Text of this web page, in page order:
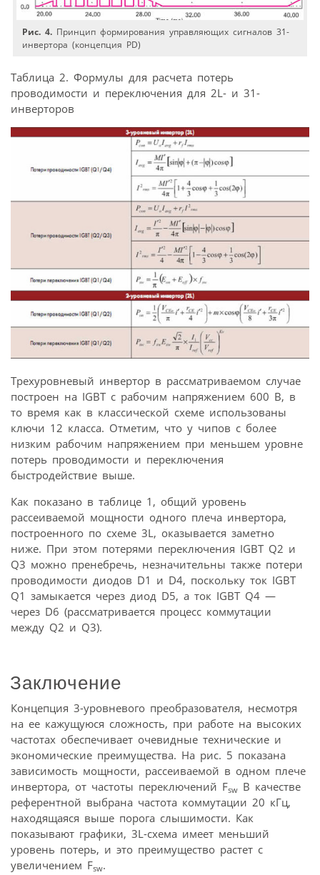
Рис. 4. Принцип формирования управляющих сигналов 31-
инвертора (концепция PD)
Таблица 2. Формулы для расчета потерь
проводимости и переключения для 2L- и 31-
инверторов
Трехуровневый инвертор в рассматриваемом случае
построен на IGBT с рабочим напряжением 600 В, в
то время как в классической схеме использованы
ключи 12 класса. Отметим, что у чипов с более
низким рабочим напряжением при меньшем уровне
потерь проводимости и переключения
быстродействие выше.
Как показано в таблице 1, общий уровень
рассеиваемой мощности одного плеча инвертора,
построенного по схеме 3L, оказывается заметно
ниже. При этом потерями переключения IGBT Q2 и
Q3 можно пренебречь, незначительны также потери
проводимости диодов D1 и D4, поскольку ток IGBT
Q1 замыкается через диод D5, а ток IGBT Q4 —
через D6 (рассматривается процесс коммутации
между Q2 и Q3).
Заключение
Концепция 3-уровневого преобразователя, несмотря
на ее кажущуюся сложность, при работе на высоких
частотах обеспечивает очевидные технические и
экономические преимущества. На рис. 5 показана
зависимость мощности, рассеиваемой в одном плече
инвертора, от частоты переключений Fsw В качестве
референтной выбрана частота коммутации 20 кГц,
находящаяся выше порога слышимости. Как
показывают графики, 3L-схема имеет меньший
уровень потерь, и это преимущество растет с
увеличением Fsw.